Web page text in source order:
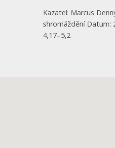
Kazatel: Marcus
shromáždění Datum:
4,17–5,2